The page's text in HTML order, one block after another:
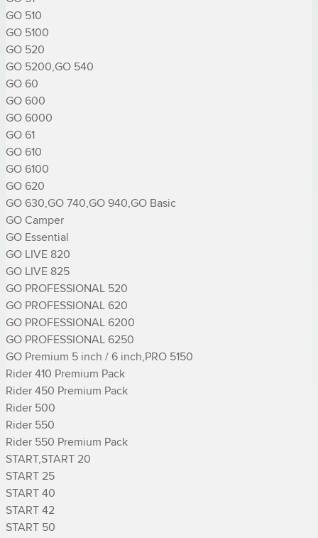
GO 510
GO 5100
GO 520
GO 5200,GO 540
GO 60
GO 600
GO 6000
GO 61
GO 610
GO 6100
GO 620
GO 630,GO 740,GO 940,GO Basic
GO Camper
GO Essential
GO LIVE 820
GO LIVE 825
GO PROFESSIONAL 520
GO PROFESSIONAL 620
GO PROFESSIONAL 6200
GO PROFESSIONAL 6250
GO Premium 5 inch / 6 inch,PRO 5150
Rider 410 Premium Pack
Rider 450 Premium Pack
Rider 500
Rider 550
Rider 550 Premium Pack
START,START 20
START 25
START 40
START 42
START 50